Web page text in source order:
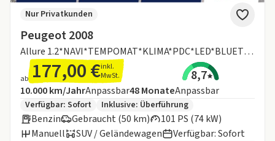
Peugeot 2008
Allure 1.2*NAVI*TEMPOMAT*KLIMA*PDC*LED*BLUETOOTH*FRONT-ASSIST*17-ZOLL
Nur Privatkunden
ab 177,00 €inkl.
MwSt.
8,7
Angebotsdetails:
Inklusive Laufleistung
10.000 km/JahrAnpassbarLaufzeit
48MonateAnpassbar
Zusätzliche Fahrzeuginformationen:
Verfügbar: Sofort Inklusive: Überführung
Benzin Gebraucht (50 km)
101 PS (74 kW)
Manuell
SUV / Geländewagen
Verfügbar: Sofort